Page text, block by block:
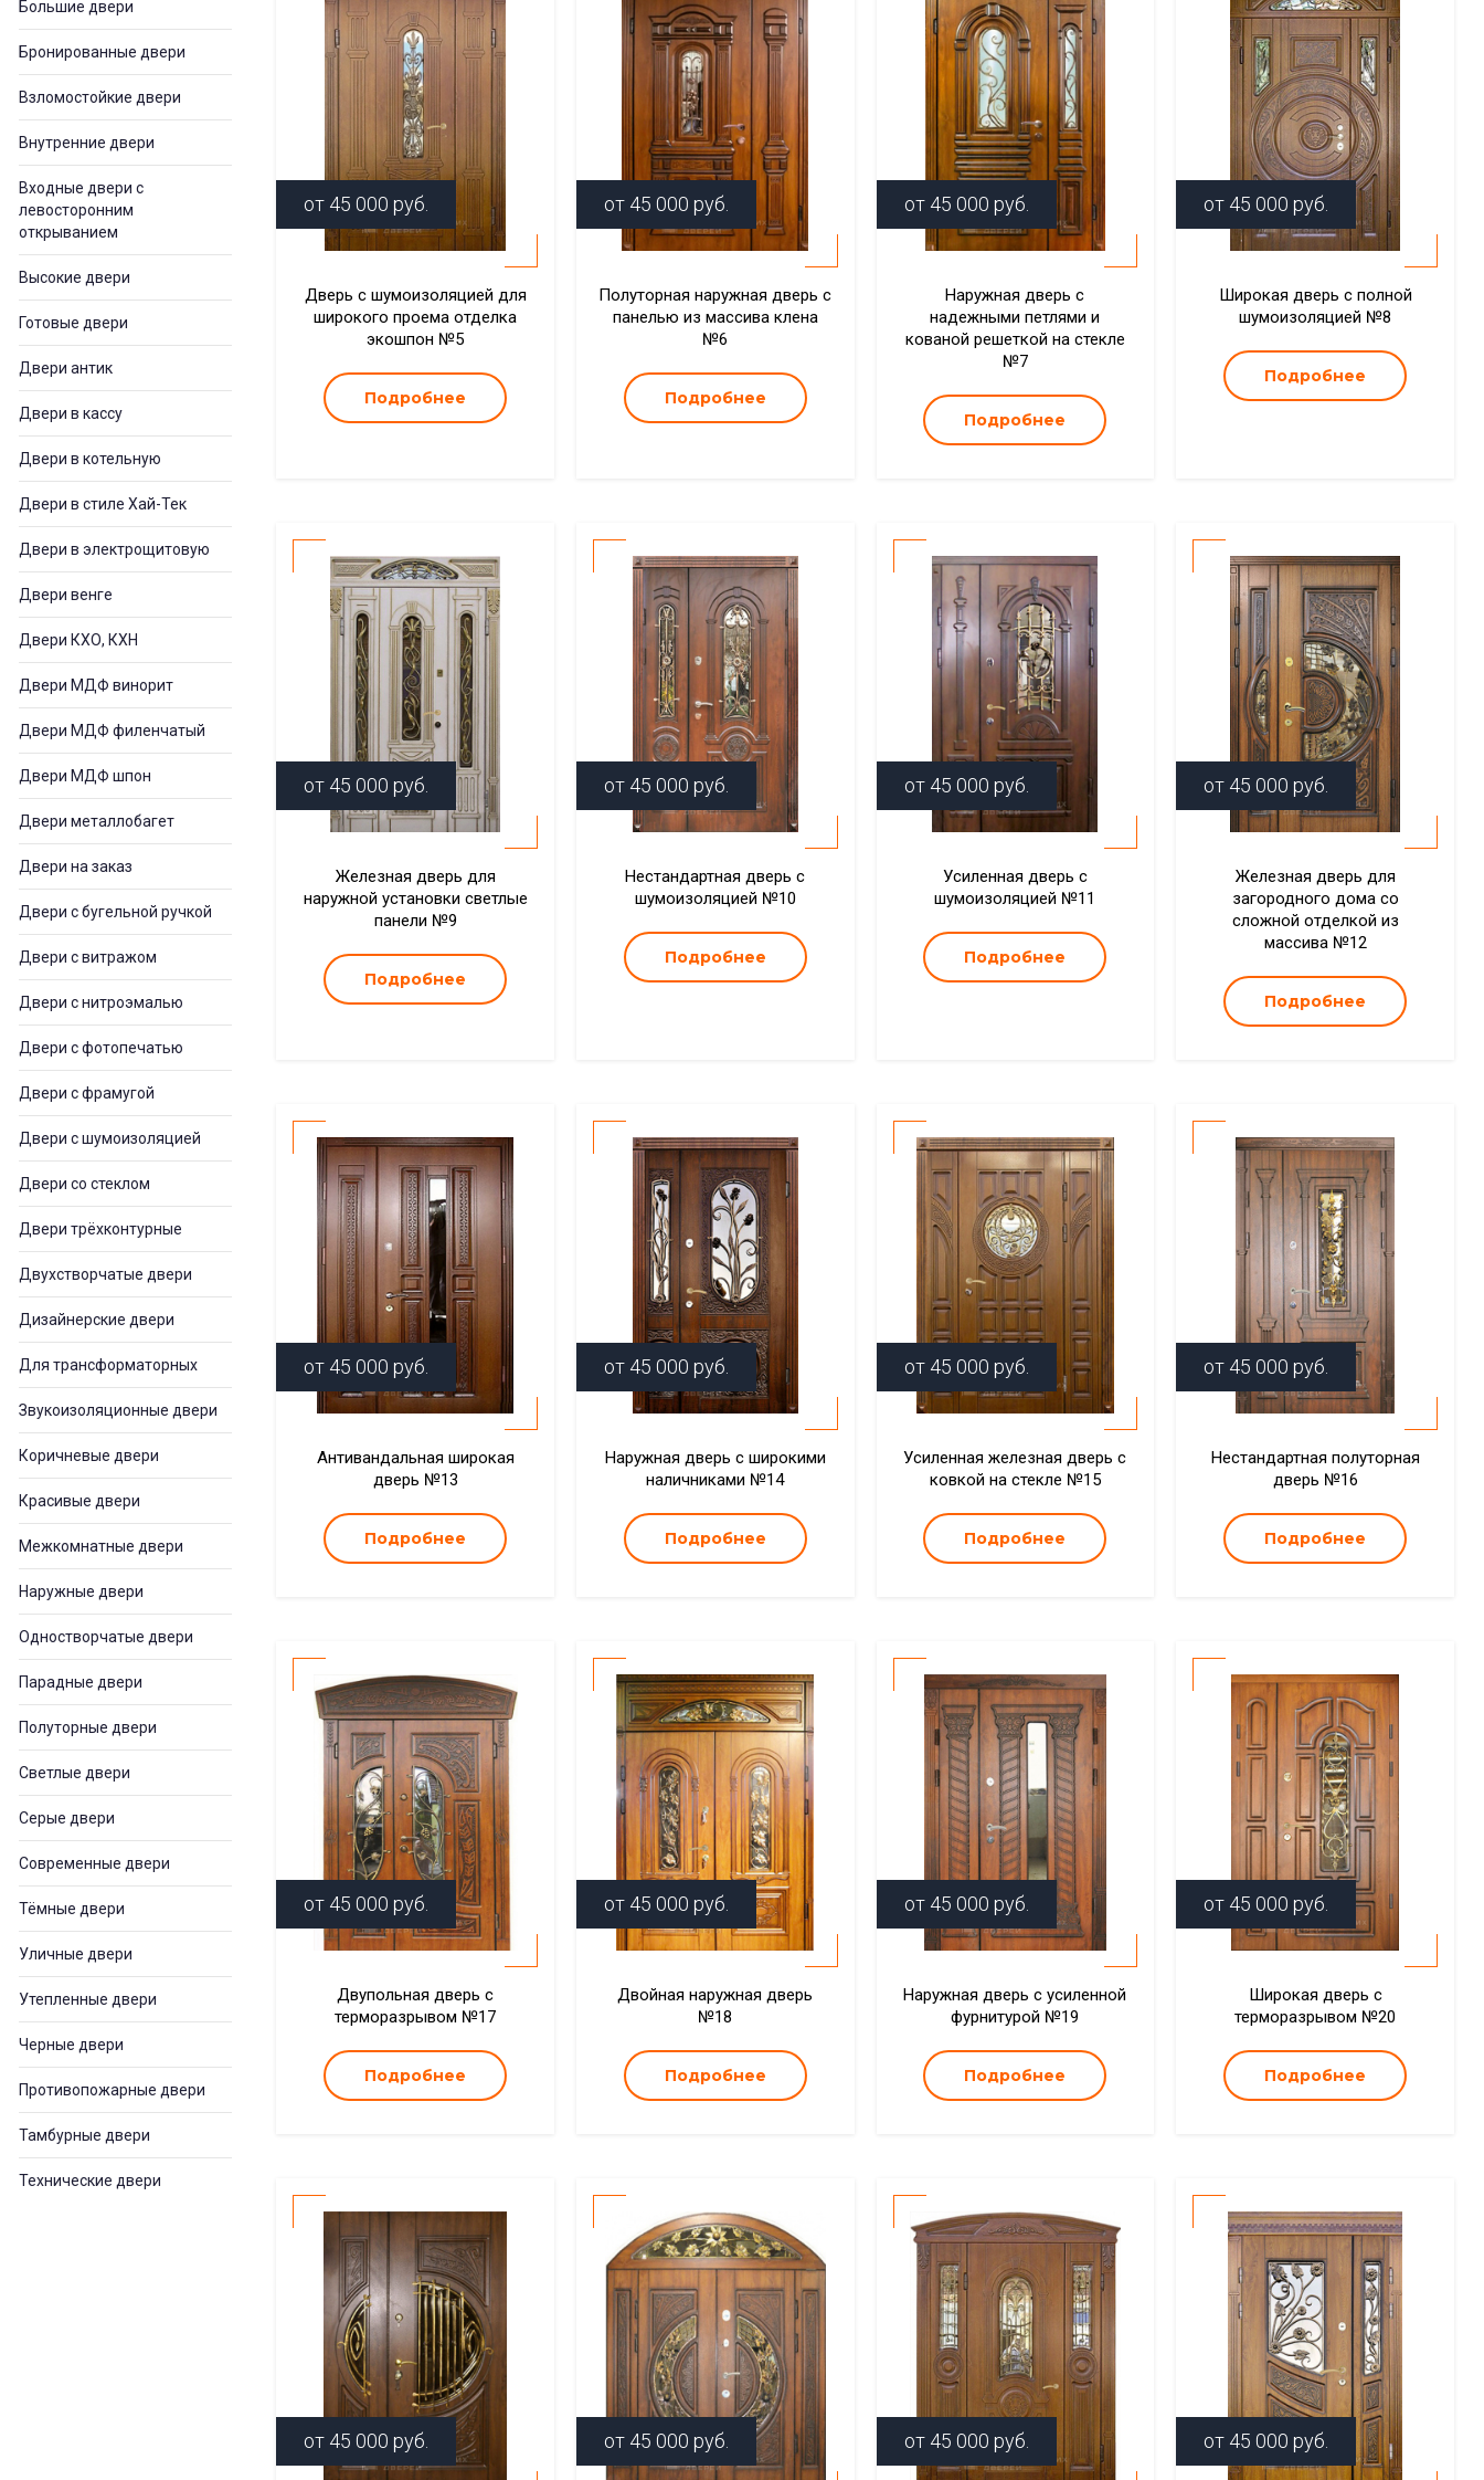
Большие двери
Бронированные двери
Взломостойкие двери
Внутренние двери
Входные двери с
левосторонним
открыванием
Высокие двери
Готовые двери
Двери антик
Двери в кассу
Двери в котельную
Двери в стиле Хай-Тек
Двери в электрощитовую
Двери венге
Двери КХО, КХН
Двери МДФ винорит
Двери МДФ филенчатый
Двери МДФ шпон
Двери металлобагет
Двери на заказ
Двери с бугельной ручкой
Двери с витражом
Двери с нитроэмалью
Двери с фотопечатью
Двери с фрамугой
Двери с шумоизоляцией
Двери со стеклом
Двери трёхконтурные
Двухстворчатые двери
Дизайнерские двери
Для трансформаторных
Звукоизоляционные двери
Коричневые двери
Красивые двери
Межкомнатные двери
Наружные двери
Одностворчатые двери
Парадные двери
Полуторные двери
Светлые двери
Серые двери
Современные двери
Тёмные двери
Уличные двери
Утепленные двери
Черные двери
Противопожарные двери
Тамбурные двери
Технические двери
от 45 000 руб.
Дверь с шумоизоляцией для
широкого проема отделка
экошпон №5
Подробнее
от 45 000 руб.
Полуторная наружная дверь с
панелью из массива клена
№6
Подробнее
от 45 000 руб.
Наружная дверь с
надежными петлями и
кованой решеткой на стекле
№7
Подробнее
от 45 000 руб.
Широкая дверь с полной
шумоизоляцией №8
Подробнее
от 45 000 руб.
Железная дверь для
наружной установки светлые
панели №9
Подробнее
от 45 000 руб.
Нестандартная дверь с
шумоизоляцией №10
Подробнее
от 45 000 руб.
Усиленная дверь с
шумоизоляцией №11
Подробнее
от 45 000 руб.
Железная дверь для
загородного дома со
сложной отделкой из
массива №12
Подробнее
от 45 000 руб.
Антивандальная широкая
дверь №13
Подробнее
от 45 000 руб.
Наружная дверь с широкими
наличниками №14
Подробнее
от 45 000 руб.
Усиленная железная дверь с
ковкой на стекле №15
Подробнее
от 45 000 руб.
Нестандартная полуторная
дверь №16
Подробнее
от 45 000 руб.
Двупольная дверь с
терморазрывом №17
Подробнее
от 45 000 руб.
Двойная наружная дверь
№18
Подробнее
от 45 000 руб.
Наружная дверь с усиленной
фурнитурой №19
Подробнее
от 45 000 руб.
Широкая дверь с
терморазрывом №20
Подробнее
от 45 000 руб. от 45 000 руб. от 45 000 руб. от 45 000 руб.